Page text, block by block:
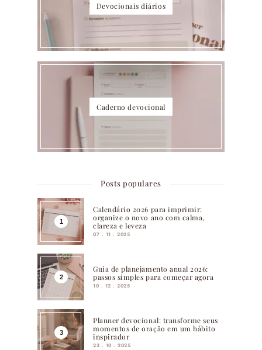
Devocionais diários
Caderno devocional
Posts populares
Calendário 2026 para imprimir:
organize o novo ano com calma,
clareza e leveza
07 . 11 . 2025
Guia de planejamento anual 2026:
passos simples para começar agora
10 . 12 . 2025
Planner devocional: transforme seus
momentos de oração em um hábito
inspirador
23 . 10 . 2025